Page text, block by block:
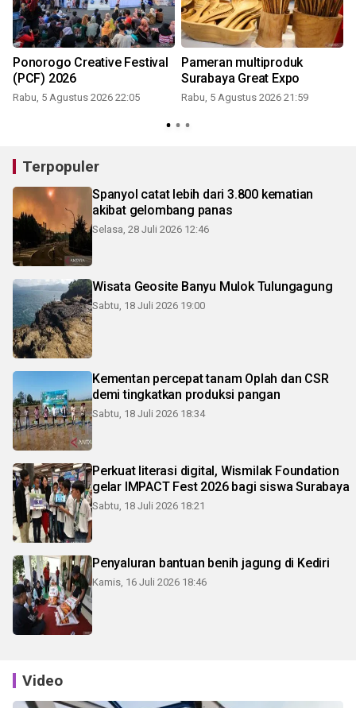
Ponorogo Creative Festival
(PCF) 2026
Rabu, 5 Agustus 2026 22:05
Pameran multiproduk
Surabaya Great Expo
Rabu, 5 Agustus 2026 21:59
Terpopuler
Spanyol catat lebih dari 3.800 kematian
akibat gelombang panas
Selasa, 28 Juli 2026 12:46
Wisata Geosite Banyu Mulok Tulungagung
Sabtu, 18 Juli 2026 19:00
Kementan percepat tanam Oplah dan CSR
demi tingkatkan produksi pangan
Sabtu, 18 Juli 2026 18:34
Perkuat literasi digital, Wismilak Foundation
gelar IMPACT Fest 2026 bagi siswa Surabaya
Sabtu, 18 Juli 2026 18:21
Penyaluran bantuan benih jagung di Kediri
Kamis, 16 Juli 2026 18:46
Video